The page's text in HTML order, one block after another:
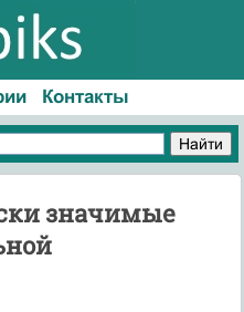
Контакты
значимые